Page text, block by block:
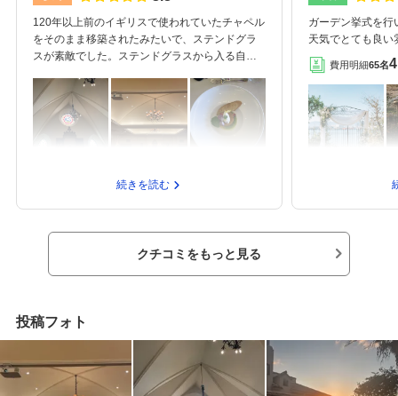
120年以上前のイギリスで使われていたチャペル
をそのまま移築されたみたいで、ステンドグラ
スが素敵でした。ステンドグラスから入る自然
た。パイプオルガンの生演奏があり、雰囲気が
良かったです。天井が広く、かなりスペースが
ありました。そして、披露宴会場にはガーデン
が併設されており、海を見ることができます。
り撮ることができました。広島駅から送迎サー
ビスがあり、利用しました。アクセスは、最寄
り、景色がとても良いです。海が見えるガーデ
ンで披露宴ができることです。ガーデンで鉄板
のパフォーマンスが印象に残っており、ガーデ
ンの開放的な感じとマッチしていたので、おす
すめします。
続きを読む
ガーデン挙式を行
天気でとても良い
ができました。席
わせしてくださっ
ズに座ることがで
ですが、参列者に
だき、ありがたか
ディであたたか
でとても綺麗で
く、程よいスペー
ました。結婚式
なることもありま
参列者からはお肉
デザートビュッ
大大好評でした
分ほどです。打ち
費用明細65名
クチコミをもっと見る
投稿フォト